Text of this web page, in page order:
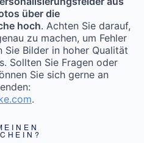
über die
hoch. Achten Sie darauf,
zu machen, um Fehler
Sie Bilder in hoher Qualität
Sollten Sie Fragen oder
Sie sich gerne an
.